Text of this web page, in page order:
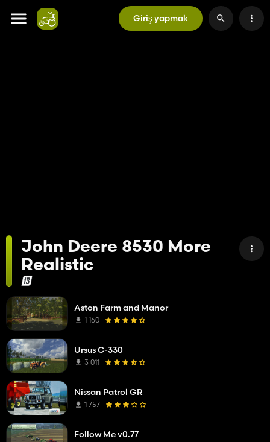
Giriş yapmak
John Deere 8530 More
Realistic
Aston Farm and Manor
1 160
Ursus C-330
3 011
Nissan Patrol GR
1 757
Follow Me v0.77